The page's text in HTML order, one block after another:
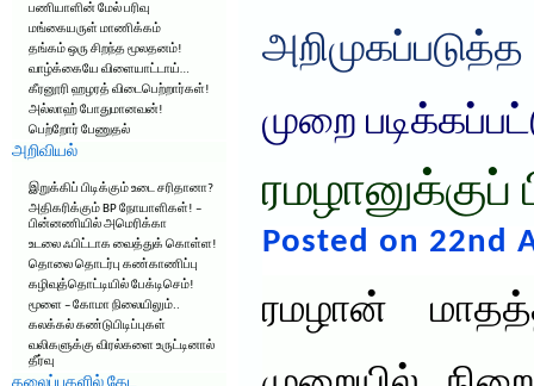
பணியாளின் மேல் பரிவு
மங்கையருள் மாணிக்கம்
தங்கம் ஒரு சிறந்த மூலதனம்!
வாழ்க்கையே விளையாட்டாய்…
கீரனூரி ஹழரத் விடைபெற்றார்கள்!
அல்லாஹ் போதுமானவன்!
பெற்றோர் பேணுதல்
அறிவியல்
இறுக்கிப் பிடிக்கும் உடை சரிதானா?
அதிகரிக்கும் BP நோயாளிகள்! –
பின்னணியில் அமெரிக்கா
உடலை ஃபிட்டாக வைத்துக் கொள்ள!
தொலை தொடர்பு கண்காணிப்பு
கழிவுத்தொட்டியில் பேக்டிசெம்!
மூளை – கோமா நிலையிலும்..
கலக்கல் கண்டுபிடிப்புகள்
வலிகளுக்கு விரல்களை உருட்டினால்
தீர்வு
அறிமுகப்படுத்த
முறை
ரமழானுக்குப்
Posted on 22nd
ரமழான்